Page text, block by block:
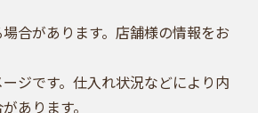
場合があります。店舗様の情報をお
ージです。仕入れ状況などにより内
あります。